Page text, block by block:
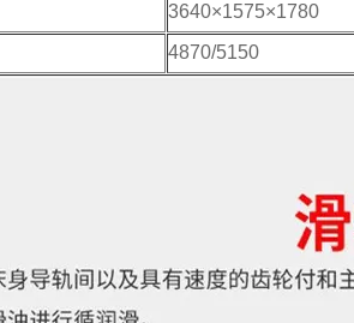
3640×1575×1780
4870/5150